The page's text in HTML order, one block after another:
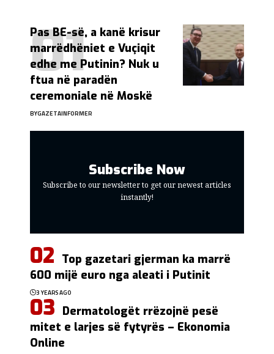
Pas BE-së, a kanë krisur
marrëdhëniet e Vuçiqit
edhe me Putinin? Nuk u
ftua në paradën
ceremoniale në Moskë
BYGAZETAINFORMER
Subscribe Now
Subscribe to our newsletter to get our newest articles
instantly!
Top gazetari gjerman ka marrë
600 mijë euro nga aleati i Putinit
3 YEARS AGO
Dermatologët rrëzojnë pesë
mitet e larjes së fytyrës – Ekonomia
Online